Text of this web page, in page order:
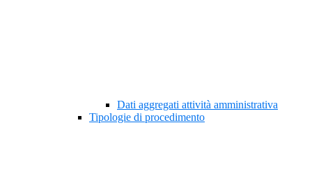
Dati aggregati attività amministrativa
Tipologie di procedimento